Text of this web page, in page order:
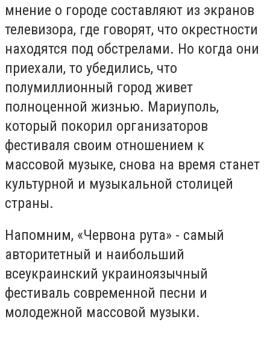
мнение о городе составляют из экранов
телевизора, где говорят, что окрестности
находятся под обстрелами. Но когда они
приехали, то убедились, что
полумиллионный город живет
полноценной жизнью. Мариуполь,
который покорил организаторов
фестиваля своим отношением к
массовой музыке, снова на время станет
культурной и музыкальной столицей
страны.
Напомним, «Червона рута» - самый
авторитетный и наибольший
всеукраинский украиноязычный
фестиваль современной песни и
молодежной массовой музыки.